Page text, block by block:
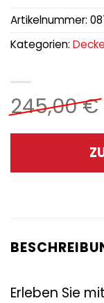
245,00€
Artikelnummer:
Kategorien:
Erleben Sie